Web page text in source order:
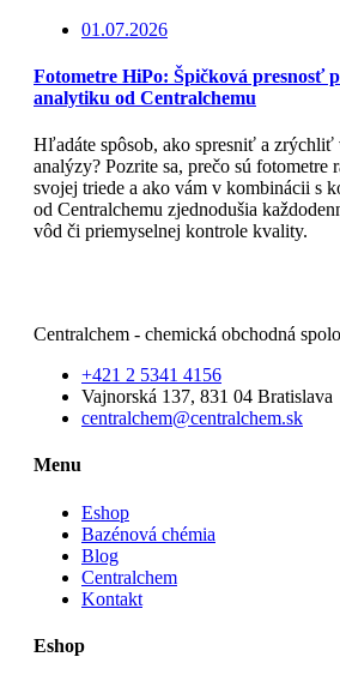
01.07.2026
Fotometre HiPo: Špičková presnosť
analytiku od Centralchemu
Hľadáte spôsob, ako spresniť a zrýchliť
analýzy? Pozrite sa, prečo sú fotometre
svojej triede a ako vám v kombinácii s
od Centralchemu zjednodušia
vôd či priemyselnej kontrole kvality.
Centralchem - chemická obchodná
+421 2 5341 4156
Vajnorská 137, 831 04 Bratislava
centralchem@centralchem.sk
Menu
Eshop
Bazénová chémia
Blog
Centralchem
Kontakt
Eshop